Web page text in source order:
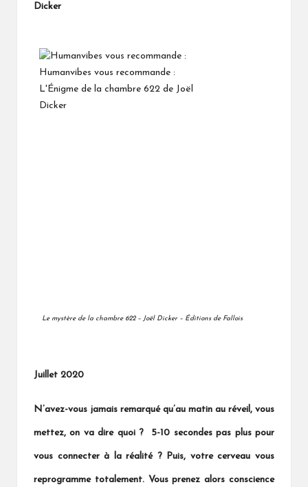
Dicker
Le mystère de la chambre 622 – Joël Dicker – Éditions de Fallois
Juillet 2020
N’avez-vous jamais remarqué qu’au matin au réveil, vous
mettez, on va dire quoi ? 5-10 secondes pas plus pour
vous connecter à la réalité ? Puis, votre cerveau vous
reprogramme totalement. Vous prenez alors conscience